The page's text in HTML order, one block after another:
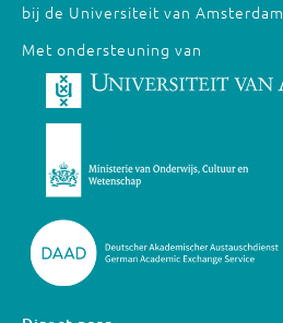
bij de Universiteit van Amsterdam
Met ondersteuning van